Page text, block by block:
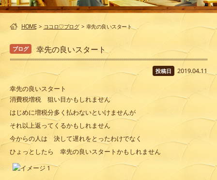
HOME > ココロ♡ブログ > 幸先の良いスタート
ブログ 幸先の良いスタート
投稿日 2019.04.11
幸先の良いスタート
消費税増税 狙い目かもしれません
はじめに増税分多く払わないといけませんが
それ以上返ってくるかもしれません
今からの人は 決して遅れをとったわけでなく
ひょっとしたら 幸先の良いスタートかもしれません